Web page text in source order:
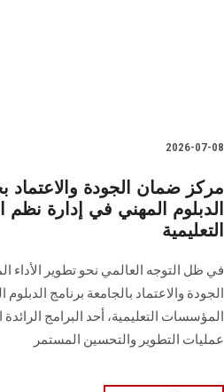
2026-07-08
مركز ضمان الجودة
الدبلوم المهني في إدارة
التعليمية
في ظل التوجه العالمي نحو تطوير
الجودة والاعتماد بالجامعة برنامج
المؤسسات التعليمية، أحد البرامج الرائدة
عمليات التطوير والتحسين المستمر